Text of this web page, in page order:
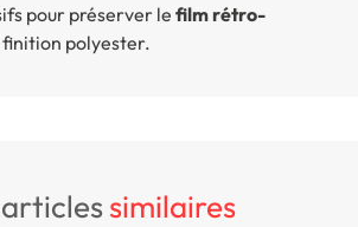
pour préserver le film rétro-
polyester.
articlessimilaires